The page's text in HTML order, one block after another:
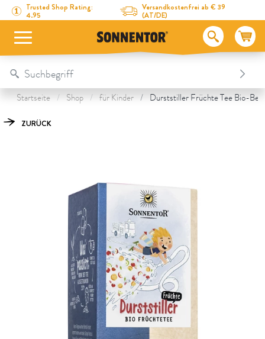
Direkt zum Inhalt
Zum Inhaltsverzeichnis
Direkt zum Menü
Trusted Shop Rating:
4.95
Versandkostenfrei ab € 39
(AT/DE)
Table Of Content
Durststiller Früchte Tee
Das könnte Dich auch interessieren
Startseite Shop für Kinder Durststiller Früchte Tee Bio-
ZURÜCK